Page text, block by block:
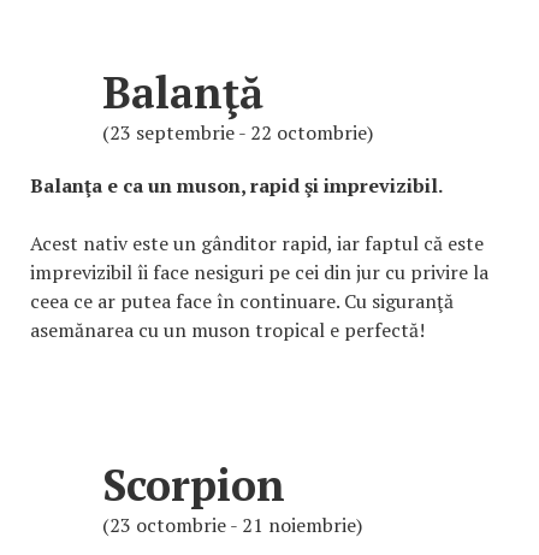
Balanţă
(23 septembrie - 22 octombrie)
Balanţa e ca un muson, rapid şi imprevizibil.
Acest nativ este un gânditor rapid, iar faptul că este
imprevizibil îi face nesiguri pe cei din jur cu privire la
ceea ce ar putea face în continuare. Cu siguranţă
asemănarea cu un muson tropical e perfectă!
Scorpion
(23 octombrie - 21 noiembrie)